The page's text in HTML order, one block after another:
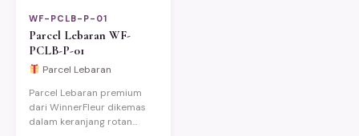
WF-PCLB-P-01
Parcel Lebaran WF-
PCLB-P-01
Parcel Lebaran
Parcel Lebaran premium
dari WinnerFleur dikemas
dalam keranjang rotan